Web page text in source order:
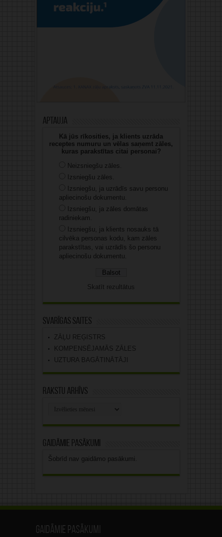
Aptauja
Kā jūs rīkosities, ja klients uzrāda
receptes numuru un vēlas saņemt zāles,
kuras parakstītas citai personai?
Neizsniegšu zāles.
Izsniegšu zāles.
Izsniegšu, ja uzrādīs savu personu
apliecinošu dokumentu.
Izsniegšu, ja zāles domātas
radiniekam.
Izsniegšu, ja klients nosauks tā
cilvēka personas kodu, kam zāles
parakstītas, vai uzrādīs šo personu
apliecinošu dokumentu.
Skatīt rezultātus
Svarīgas saites
ZĀĻU REĢISTRS
KOMPENSĒJAMĀS ZĀLES
UZTURA BAGĀTINĀTĀJI
Rakstu arhīvs
Gaidāmie pasākumi
Šobrīd nav gaidāmo pasākumi.
Gaidāmie pasākumi